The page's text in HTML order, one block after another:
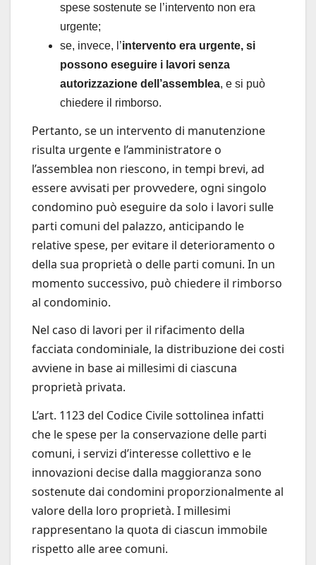
spese sostenute se l’intervento non era
urgente;
se, invece, l’intervento era urgente, si
possono eseguire i lavori senza
autorizzazione dell’assemblea, e si può
chiedere il rimborso.
Pertanto, se un intervento di manutenzione
risulta urgente e l’amministratore o
l’assemblea non riescono, in tempi brevi, ad
essere avvisati per provvedere, ogni singolo
condomino può eseguire da solo i lavori sulle
parti comuni del palazzo, anticipando le
relative spese, per evitare il deterioramento o
della sua proprietà o delle parti comuni. In un
momento successivo, può chiedere il rimborso
al condominio.
Nel caso di lavori per il rifacimento della
facciata condominiale, la distribuzione dei costi
avviene in base ai millesimi di ciascuna
proprietà privata.
L’art. 1123 del Codice Civile sottolinea infatti
che le spese per la conservazione delle parti
comuni, i servizi d’interesse collettivo e le
innovazioni decise dalla maggioranza sono
sostenute dai condomini proporzionalmente al
valore della loro proprietà. I millesimi
rappresentano la quota di ciascun immobile
rispetto alle aree comuni.